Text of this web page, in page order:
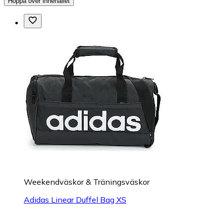
Weekendväskor & Träningsväskor
Adidas Linear Duffel Bag XS